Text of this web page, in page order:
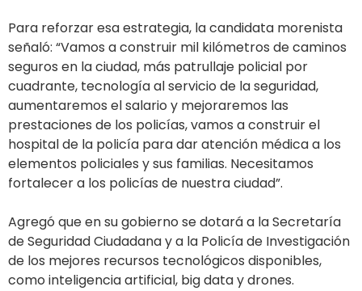
Para reforzar esa estrategia, la candidata morenista
señaló: “Vamos a construir mil kilómetros de caminos
seguros en la ciudad, más patrullaje policial por
cuadrante, tecnología al servicio de la seguridad,
aumentaremos el salario y mejoraremos las
prestaciones de los policías, vamos a construir el
hospital de la policía para dar atención médica a los
elementos policiales y sus familias. Necesitamos
fortalecer a los policías de nuestra ciudad”.
Agregó que en su gobierno se dotará a la Secretaría
de Seguridad Ciudadana y a la Policía de Investigación
de los mejores recursos tecnológicos disponibles,
como inteligencia artificial, big data y drones.